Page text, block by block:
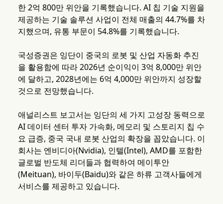
한 2억 800만 위안을 기록했습니다. AI 칩 기술 지원을
제공하는 기술 솔루션 사업이 전체 매출의 44.7%를 차
지했으며, 유통 부문이 54.8%를 기록했습니다.
국성증권은 잉단이 중국의 로봇 및 산업 자동화 추진
을 활용함에 따라 2026년 순이익이 3억 8,000만 위안
에 달하고, 2028년에는 6억 4,000만 위안까지 성장할
것으로 전망했습니다.
애널리스트 보고서는 잉단의 세 가지 고성장 동력으로
AI 데이터 센터 투자 가속화, 메모리 및 스토리지 칩 수
요 급증, 중국 국내 로봇 산업의 확장을 꼽았습니다. 이
회사는 엔비디아(Nvidia), 인텔(Intel), AMD를 포함한
글로벌 반도체 리더들과 협력하여 메이투안
(Meituan), 바이두(Baidu)와 같은 하류 고객사들에게
서비스를 제공하고 있습니다.